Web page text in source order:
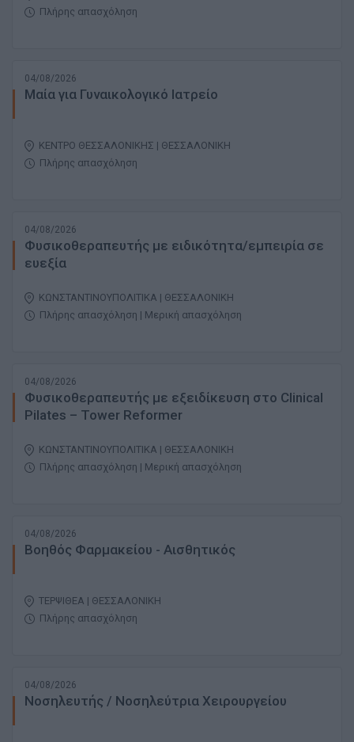
Πλήρης απασχόληση
04/08/2026
Μαία για Γυναικολογικό Ιατρείο
ΚΕΝΤΡΟ ΘΕΣΣΑΛΟΝΙΚΗΣ | ΘΕΣΣΑΛΟΝΙΚΗ
Πλήρης απασχόληση
04/08/2026
Φυσικοθεραπευτής με ειδικότητα/εμπειρία σε
ευεξία
ΚΩΝΣΤΑΝΤΙΝΟΥΠΟΛΙΤΙΚΑ | ΘΕΣΣΑΛΟΝΙΚΗ
Πλήρης απασχόληση | Μερική απασχόληση
04/08/2026
Φυσικοθεραπευτής με εξειδίκευση στο Clinical
Pilates – Tower Reformer
ΚΩΝΣΤΑΝΤΙΝΟΥΠΟΛΙΤΙΚΑ | ΘΕΣΣΑΛΟΝΙΚΗ
Πλήρης απασχόληση | Μερική απασχόληση
04/08/2026
Βοηθός Φαρμακείου - Αισθητικός
ΤΕΡΨΙΘΕΑ | ΘΕΣΣΑΛΟΝΙΚΗ
Πλήρης απασχόληση
04/08/2026
Νοσηλευτής / Νοσηλεύτρια Χειρουργείου